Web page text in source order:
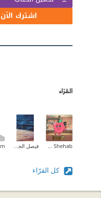
اشترك الآن
القرّاء
m
كل القرّاء